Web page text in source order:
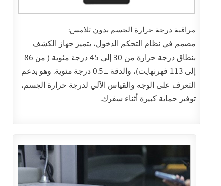
مراقبة درجة حرارة الجسم بدون تلامس:
مصمم في نظام التحكم الدخول، يتميز جهاز الكشف
بنطاق درجة حرارة من 30 إلى 45 درجة مئوية ( من 86
إلى 113 فهرنهايت)، والدقة ±0.5 درجة مئوية. وهو يدعم
التعرف على الوجه والقياس الآلي لدرجة حرارة الجسم،
توفير حماية كبيرة أثناء سفرك.